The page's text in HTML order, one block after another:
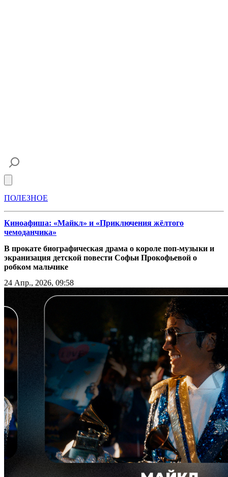
ПОЛЕЗНОЕ
Киноафиша: «Майкл» и «Приключения жёлтого
чемоданчика»
В прокате биографическая драма о короле поп-музыки и
экранизация детской повести Софьи Прокофьевой о
робком мальчике
24 Апр., 2026, 09:58